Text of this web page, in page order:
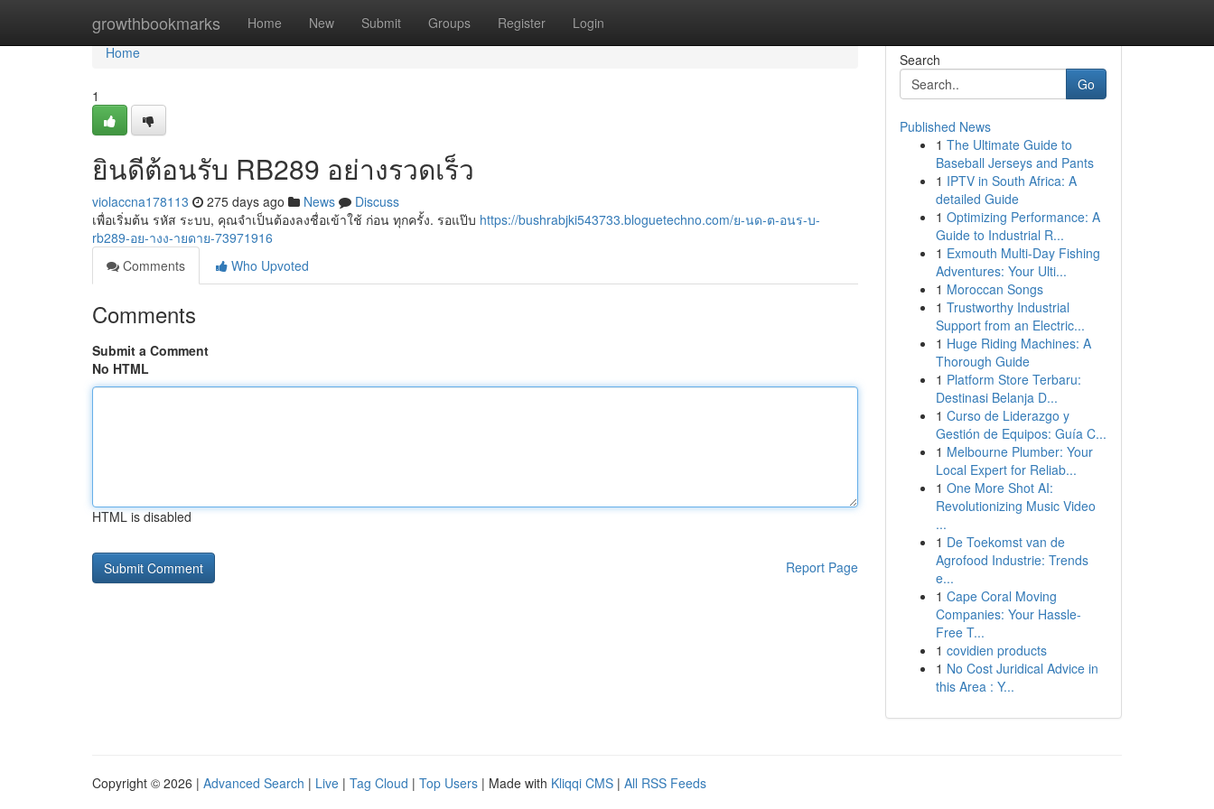
growthbookmarks Home New Submit Groups Register Login
Home
Home
1
ยินดีต้อนรับ RB289 อย่างรวดเร็ว
violaccna178113 275 days ago News
Discuss
เพื่อเริ่มต้น รหัส ระบบ, คุณจำเป็นต้องลงชื่อเข้าใช้ ก่อน ทุกครั้ง. รอแป๊บ https://bushrabjki543733.bloguetechno.com/ย-นด-ต-อนร-บ-
rb289-อย-างง-ายดาย-73971916
Comments
Who Upvoted
Comments
Submit a Comment
No HTML
HTML is disabled
Report Page
Search
Go
Published News
1 The Ultimate Guide to
Baseball Jerseys and Pants
1 IPTV in South Africa: A
detailed Guide
1 Optimizing Performance: A
Guide to Industrial R...
1 Exmouth Multi-Day Fishing
Adventures: Your Ulti...
1 Moroccan Songs
1 Trustworthy Industrial
Support from an Electric...
1 Huge Riding Machines: A
Thorough Guide
1 Platform Store Terbaru:
Destinasi Belanja D...
1 Curso de Liderazgo y
Gestión de Equipos: Guía C...
1 Melbourne Plumber: Your
Local Expert for Reliab...
1 One More Shot AI:
Revolutionizing Music Video
...
1 De Toekomst van de
Agrofood Industrie: Trends
e...
1 Cape Coral Moving
Companies: Your Hassle-
Free T...
1 covidien products
1 No Cost Juridical Advice in
this Area : Y...
Copyright © 2026 | Advanced Search | Live | Tag Cloud | Top Users | Made with Kliqqi CMS | All RSS Feeds